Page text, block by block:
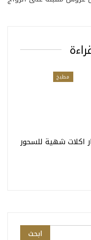
مطبخ
اكلات شهية للسحور